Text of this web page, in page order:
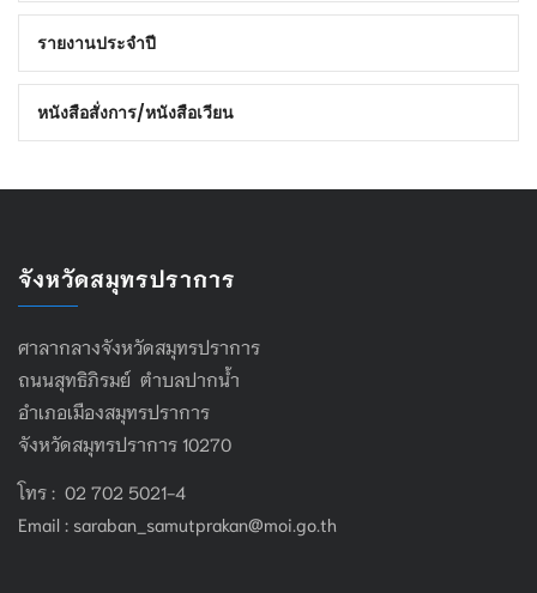
รายงานประจำปี
หนังสือสั่งการ/หนังสือเวียน
จังหวัดสมุทรปราการ
ศาลากลางจังหวัดสมุทรปราการ
ถนนสุทธิภิรมย์ ตำบลปากน้ำ
อำเภอเมืองสมุทรปราการ
จังหวัดสมุทรปราการ 10270
โทร : 02 702 5021-4
Email : saraban_samutprakan@moi.go.th